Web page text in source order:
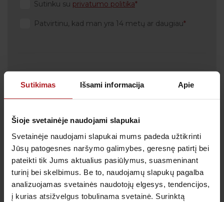
Sutikimas Išsami informacija Apie
Šioje svetainėje naudojami slapukai
Svetainėje naudojami slapukai mums padeda užtikrinti
Jūsų patogesnes naršymo galimybes, geresnę patirtį bei
pateikti tik Jums aktualius pasiūlymus, suasmeninant
turinį bei skelbimus. Be to, naudojamų slapukų pagalba
analizuojamas svetainės naudotojų elgesys, tendencijos,
į kurias atsižvelgus tobulinama svetainė. Surinktą
Sutinku su privatumo politika
Patvirtinu, kad man yra 14 metų ar daugiau
Klientų aptarnavimas
Tel.:+370 700 55 511
apmokestinami pagal Jūsų ryšio operatoriaus
taikomą tarifą.
El. paštas:pagalba@anteja.lt
Darbo laikas:
I-V 7:00 – 19:00